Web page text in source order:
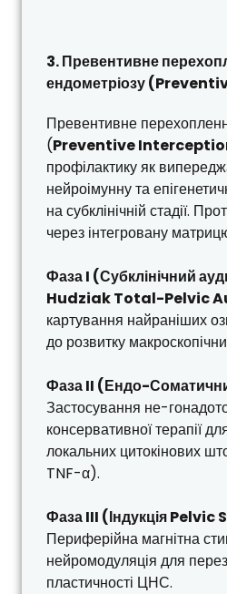
3. Превентивне
ендометріозу
Превентивне
(Preventive
профілактику як
нейроімунну та
на субклінічній стадії.
через інтегровану
Фаза I (Субклінічний
Hudziak Total-Pelvic
картування найраніших
до розвитку
Фаза II (Ендо-
Застосування не-
консервативної терапії
локальних цитокінових
TNF-α).
Фаза III (Індукція Pelvic
Периферійна магнітна
нейромодуляція для
пластичності ЦНС.